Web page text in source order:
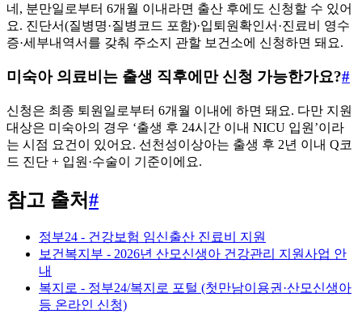
네, 분만일로부터 6개월 이내라면 출산 후에도 신청할 수 있어
요. 진단서(질병명·질병코드 포함)·입퇴원확인서·진료비 영수
증·세부내역서를 갖춰 주소지 관할 보건소에 신청하면 돼요.
미숙아 의료비는 출생 직후에만 신청 가능한가요?#
신청은 최종 퇴원일로부터 6개월 이내에 하면 돼요. 다만 지원
대상은 미숙아의 경우 ‘출생 후 24시간 이내 NICU 입원’이라
는 시점 요건이 있어요. 선천성이상아는 출생 후 2년 이내 Q코
드 진단 + 입원·수술이 기준이에요.
참고 출처#
정부24 - 건강보험 임신출산 진료비 지원
보건복지부 - 2026년 산모신생아 건강관리 지원사업 안
내
복지로 - 정부24/복지로 포털 (첫만남이용권·산모신생아
등 온라인 신청)